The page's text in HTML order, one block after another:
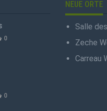
0
0
NEUE ORTE
Salle
Zeche
Carreau